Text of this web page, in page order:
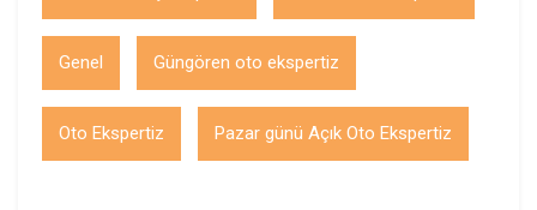
Genel Güngören oto ekspertiz
Oto Ekspertiz Pazar günü Açık Oto Ekspertiz